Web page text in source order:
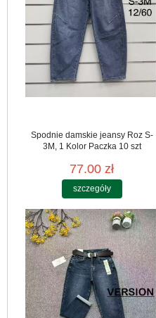
Spodnie damskie jeansy Roz S-
3M, 1 Kolor Paczka 10 szt
77.00 zł
szczegóły